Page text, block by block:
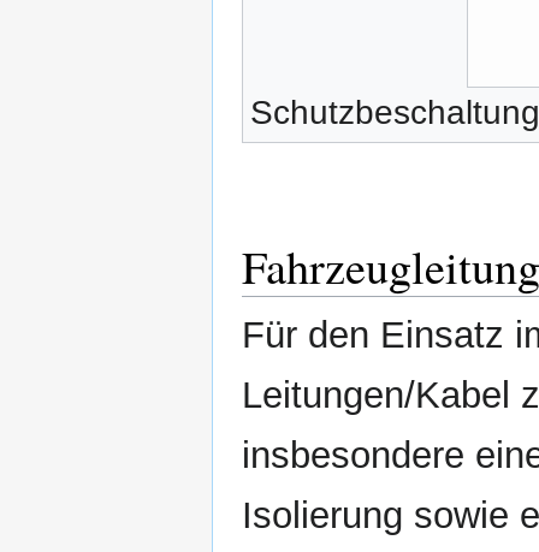
Fahrzeugleitung
Für den Einsatz
Leitungen/Kabel
insbesondere
Isolierung sowie